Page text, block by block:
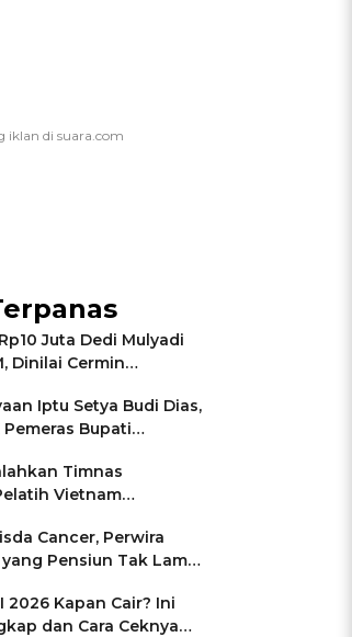
Juta Dedi Mulyadi
Dinilai Cermin
Jamin Keamanan
Iptu Setya Budi Dias,
Pemeras Bupati
Timnas
Vietnam
Jimat di Pakansari
Cancer, Perwira
Pensiun Tak Lama
2026 Kapan Cair? Ini
dan Cara Ceknya